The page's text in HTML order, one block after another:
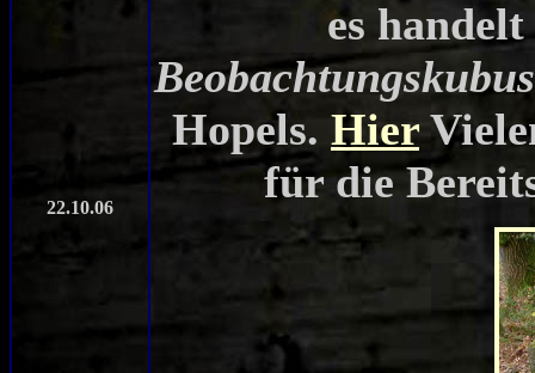
22.10.06
es
Beobachtungskubus
Hopels. Hier
für die